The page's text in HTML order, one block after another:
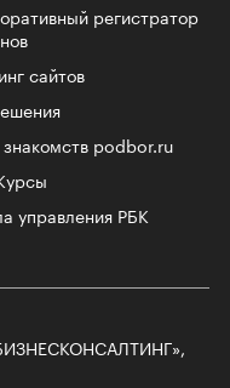
регистратор
сайтов
podbor.ru
управления РБК